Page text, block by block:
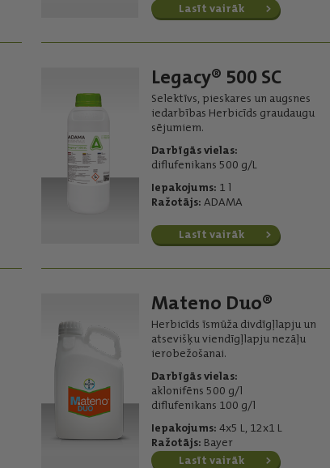
Lasīt vairāk
Legacy® 500 SC
Selektīvs, pieskares un augsnes
iedarbības Herbicīds graudaugu
sējumiem.
Darbīgās vielas:
diflufenikans 500 g/L
Iepakojums: 1 l
Ražotājs: ADAMA
Lasīt vairāk
Mateno Duo®
Herbicīds īsmūža divdīgļlapju un
atsevišķu viendīgļlapju nezāļu
ierobežošanai.
Darbīgās vielas:
aklonifēns 500 g/l
diflufenikans 100 g/l
Iepakojums: 4x5 L, 12x1 L
Ražotājs: Bayer
Lasīt vairāk